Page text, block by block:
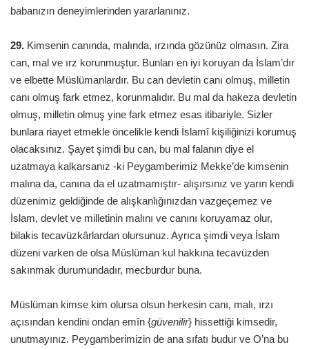
babanızın deneyimlerinden yararlanınız.
29. Kimsenin canında, malında, ırzında gözünüz olmasın. Zira
can, mal ve ırz korunmuştur. Bunları en iyi koruyan da İslam’dır
ve elbette Müslümanlardır. Bu can devletin canı olmuş, milletin
canı olmuş fark etmez, korunmalıdır. Bu mal da hakeza devletin
olmuş, milletin olmuş yine fark etmez esas itibariyle. Sizler
bunlara riayet etmekle öncelikle kendi İslamî kişiliğinizi korumuş
olacaksınız. Şayet şimdi bu can, bu mal falanın diye el
uzatmaya kalkarsanız -ki Peygamberimiz Mekke’de kimsenin
malına da, canına da el uzatmamıştır- alışırsınız ve yarın kendi
düzenimiz geldiğinde de alışkanlığınızdan vazgeçemez ve
İslam, devlet ve milletinin malını ve canını koruyamaz olur,
bilakis tecavüzkârlardan olursunuz. Ayrıca şimdi veya İslam
düzeni varken de olsa Müslüman kul hakkına tecavüzden
sakınmak durumundadır, mecburdur buna.
Müslüman kimse kim olursa olsun herkesin canı, malı, ırzı
açısından kendini ondan emîn {güvenilir} hissettiği kimsedir,
unutmayınız. Peygamberimizin de ana sıfatı budur ve O’na bu